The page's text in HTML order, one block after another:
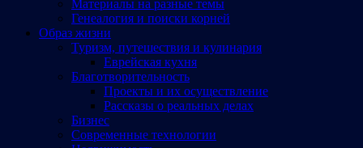
Материалы на разные темы
Генеалогия и поиски корней
Образ жизни
Туризм, путешествия и кулинария
Еврейская кухня
Благотворительность
Проекты и их осуществление
Рассказы о реальных делах
Бизнес
Современные технологии